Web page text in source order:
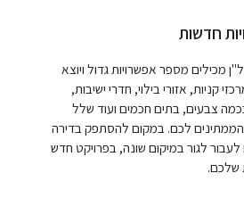
חדשות
מכילים מספר אפשרויות גדול ויוצא
קניות, אזורי בילוי, חדרי ישיבות,
בכמה צבעים, בתים חכמים ועוד שלל
הממתינים לכם. במקום להסתפק בדירה
לגור במיקום שונה, בפרויקט חדש
שלכם.